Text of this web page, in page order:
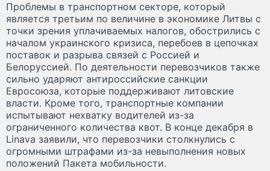
Проблемы в транспортном секторе, который
является третьим по величине в экономике Литвы с
точки зрения уплачиваемых налогов, обострились с
началом украинского кризиса, перебоев в цепочках
поставок и разрыва связей с Россией и
Белоруссией. По деятельности перевозчиков также
сильно ударяют антироссийские санкции
Евросоюза, которые поддерживают литовские
власти. Кроме того, транспортные компании
испытывают нехватку водителей из-за
ограниченного количества квот. В конце декабря в
Linava заявили, что перевозчики столкнулись с
огромными штрафами из-за невыполнения новых
положений Пакета мобильности.